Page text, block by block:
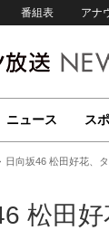
番組表 アナ
ニュース ス
日向坂46 松田好花、
松田